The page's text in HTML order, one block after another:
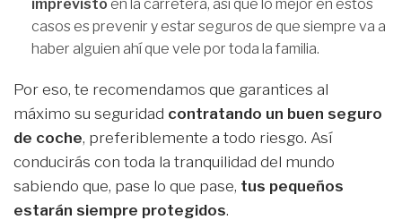
imprevisto en la carretera, así que lo mejor en estos
casos es prevenir y estar seguros de que siempre va a
haber alguien ahí que vele por toda la familia.
Por eso, te recomendamos que garantices al
máximo su seguridad contratando un buen seguro
de coche, preferiblemente a todo riesgo. Así
conducirás con toda la tranquilidad del mundo
sabiendo que, pase lo que pase, tus pequeños
estarán siempre protegidos.